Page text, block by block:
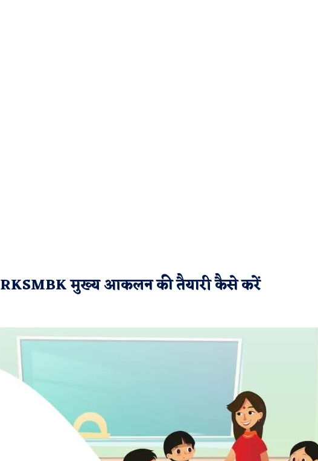
RKSMBK मुख्य आकलन की तैयारी कैसे करें